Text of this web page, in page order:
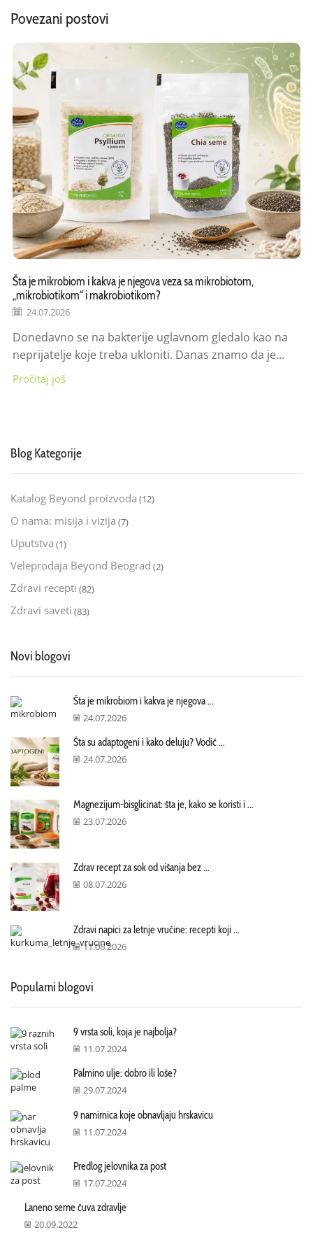
Povezani postovi
Šta je mikrobiom i kakva je njegova veza sa mikrobiotom,
„mikrobiotikom“ i makrobiotikom?
24.07.2026
Donedavno se na bakterije uglavnom gledalo kao na
neprijatelje koje treba ukloniti. Danas znamo da je...
Pročitaj još
Blog Kategorije
Katalog Beyond proizvoda (12)
O nama: misija i vizija (7)
Uputstva (1)
Veleprodaja Beyond Beograd (2)
Zdravi recepti (82)
Zdravi saveti (83)
Novi blogovi
Šta je mikrobiom i kakva je njegova ...
24.07.2026
Šta su adaptogeni i kako deluju? Vodič ...
24.07.2026
Magnezijum-bisglicinat: šta je, kako se koristi i ...
23.07.2026
Zdrav recept za sok od višanja bez ...
08.07.2026
Zdravi napici za letnje vrućine: recepti koji ...
11.06.2026
Popularni blogovi
9 vrsta soli, koja je najbolja?
11.07.2024
Palmino ulje: dobro ili loše?
29.07.2024
9 namirnica koje obnavljaju hrskavicu
11.07.2024
Predlog jelovnika za post
17.07.2024
Laneno seme čuva zdravlje
20.09.2022